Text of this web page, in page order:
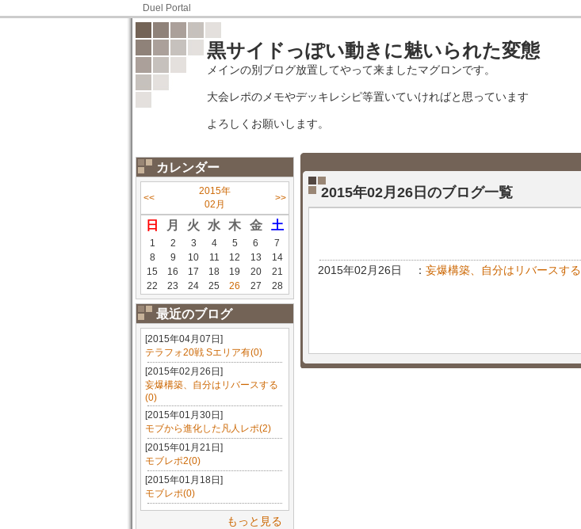
Duel Portal
黒サイドっぽい動きに魅いられた変態
メインの別ブログ放置してやって来ましたマグロンです。
大会レポのメモやデッキレシピ等置いていければと思っています
よろしくお願いします。
カレンダー
<<
2015年
02月
>>
日 月 火 水 木 金 土
1 2 3 4 5 6
7
8
9 10 11 12 13
14
15
16 17 18 19 20
21
22
23 24 25 26 27 28
最近のブログ
[2015年04月07日]
テラフォ20戦 Sエリア有(0)
[2015年02月26日]
妄爆構築、自分はリバースする
(0)
[2015年01月30日]
モブから進化した凡人レポ(2)
[2015年01月21日]
モブレポ2(0)
[2015年01月18日]
モブレポ(0)
もっと見る
2015年02月26日のブログ一覧
2015年02月26日 ： 妄爆構築、自分はリバースする